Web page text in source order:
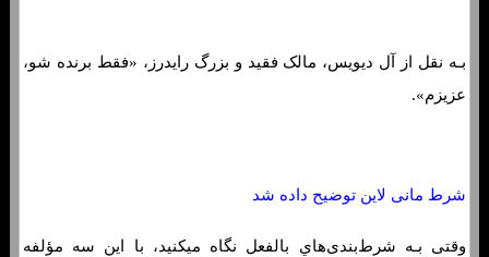
بـه نقل از آل دیویس، مالک فقید و بزرگ رایدرز، «فقط برنده شو،
عزیزم».
شرط مانی لاین توضیح داده شد
وقتی بـه شرط‌بندی‌هاي‌ بالفعل نگاه میکنید، با این سه مؤلفه